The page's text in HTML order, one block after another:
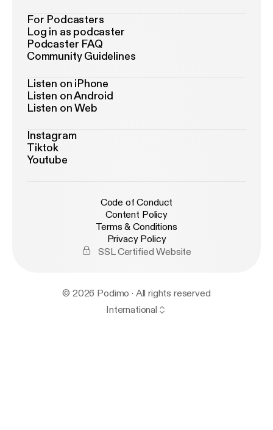
For Podcasters
Log in as podcaster
Podcaster FAQ
Community Guidelines
Listen on iPhone
Listen on Android
Listen on Web
Instagram
Tiktok
Youtube
Code of Conduct
Content Policy
Terms & Conditions
Privacy Policy
SSL Certified Website
© 2026 Podimo · All rights reserved
International